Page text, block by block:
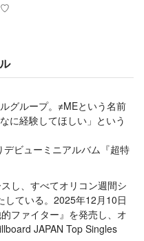
♡
グループ。≠MEという名前
に経験してほしい」という
ビューミニアルバム『超特
し、すべてオリコン週間シ
している。2025年12月10日
ファイター』を発売し、オ
JAPAN Top Singles